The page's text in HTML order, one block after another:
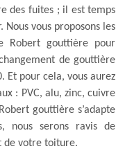
des fuites ; il est temps
Nous vous proposons les
Robert gouttière pour
de gouttière
Et pour cela, vous aurez
: PVC, alu, zinc, cuivre
gouttière s’adapte
nous serons ravis de
de votre toiture.